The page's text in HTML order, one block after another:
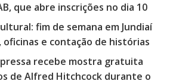
que abre inscrições no dia 10
fim de semana em Jundiaí
e contação de histórias
recebe mostra gratuita
de Alfred Hitchcock durante o